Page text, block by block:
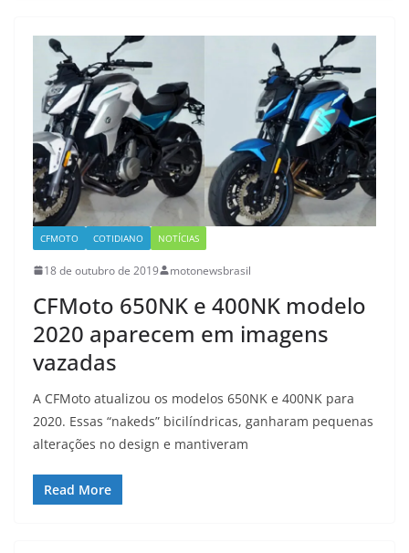
CFMOTO COTIDIANO NOTÍCIAS
18 de outubro de 2019 motonewsbrasil
CFMoto 650NK e 400NK modelo
2020 aparecem em imagens
vazadas
A CFMoto atualizou os modelos 650NK e 400NK para
2020. Essas “nakeds” bicilíndricas, ganharam pequenas
alterações no design e mantiveram
Read More